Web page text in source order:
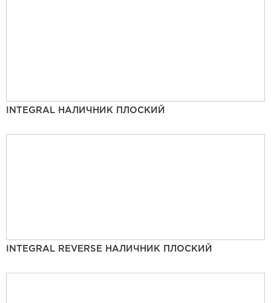
INTEGRAL НАЛИЧНИК ПЛОСКИЙ
INTEGRAL REVERSE НАЛИЧНИК ПЛОСКИЙ